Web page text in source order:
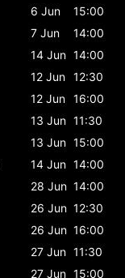
6 Jun
15:00
7 Jun
14:00
14 Jun 14:00
12 Jun 12:30
12 Jun 16:00
13 Jun 11:30
13 Jun 15:00
14 Jun 14:00
28 Jun 14:00
26 Jun 12:30
26 Jun 16:00
27 Jun 11:30
27 Jun 15:00